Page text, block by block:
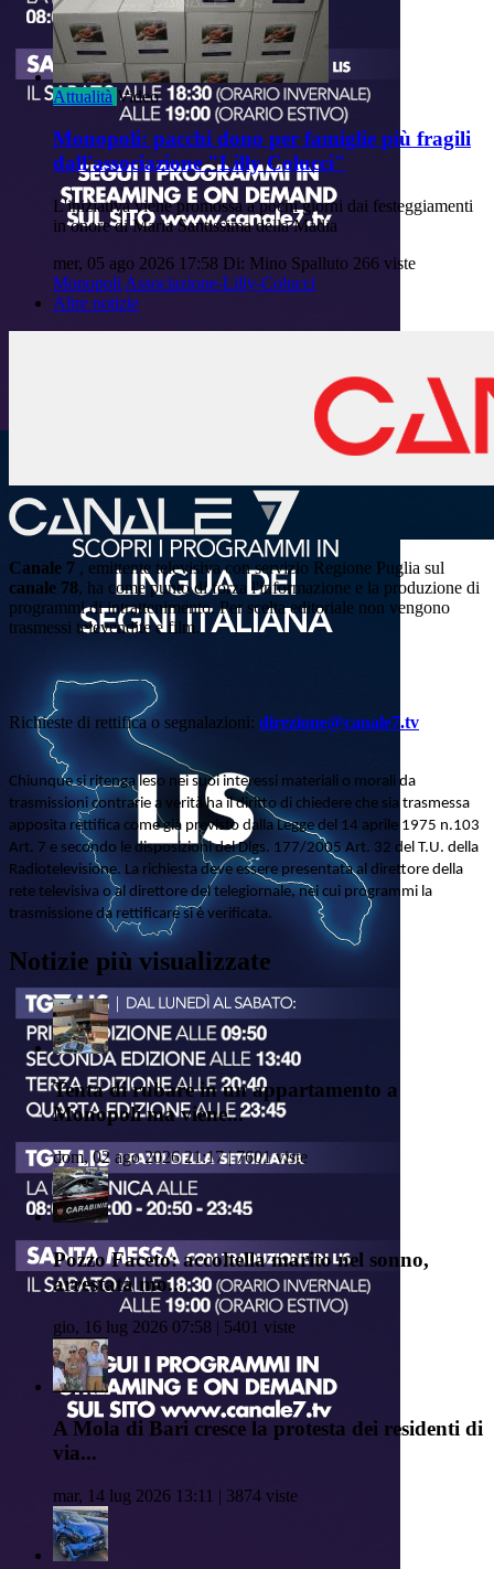
Attualità Video
Monopoli: pacchi dono per famiglie più fragili
dall'associazione "Lilly Colucci"
L'iniziativa viene promossa a pochi giorni dai festeggiamenti
in onore di Maria Santissima della Madia
mer, 05 ago 2026 17:58 Di: Mino Spalluto 266 viste
Monopoli Associazione-Lilly-Colucci
Altre notizie
Canale 7 , emittente televisiva con servizio Regione Puglia sul
canale 78, ha come punto di forza l'informazione e la produzione di
programmi di intrattenimento. Per scelta editoriale non vengono
trasmessi televendite e film.
Richieste di rettifica o segnalazioni: direzione@canale7.tv
Chiunque si ritenga leso nei suoi interessi materiali o morali da
trasmissioni contrarie a verità ha il diritto di chiedere che sia trasmessa
apposita rettifica come già previsto dalla Legge del 14 aprile 1975 n.103
Art. 7 e secondo le disposizioni del Dlgs. 177/2005 Art. 32 del T.U. della
Radiotelevisione. La richiesta deve essere presentata al direttore della
rete televisiva o al direttore del telegiornale, nei cui programmi la
trasmissione da rettificare si è verificata.
Notizie più visualizzate
Tenta di rubare in un appartamento a
Monopoli ma viene...
dom, 02 ago 2026 21:17 | 7601 viste
Pozzo Faceto: accoltella marito nel sonno,
arrestata mo...
gio, 16 lug 2026 07:58 | 5401 viste
A Mola di Bari cresce la protesta dei residenti di
via...
mar, 14 lug 2026 13:11 | 3874 viste